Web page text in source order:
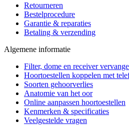
Retourneren
Bestelprocedure
Garantie & reparaties
Betaling & verzending
Algemene informatie
Filter, dome en receiver
Hoortoestellen koppelen met
Soorten gehoorverlies
Anatomie van het oor
Online aanpassen hoortoestellen
Kenmerken & specificaties
Veelgestelde vragen